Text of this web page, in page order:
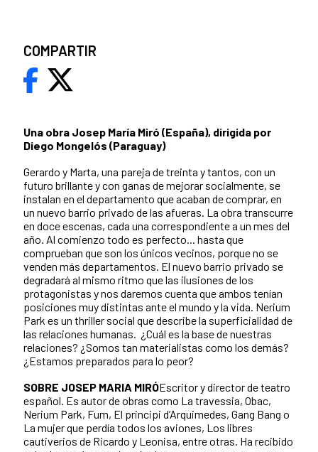
Una obra Josep María Miró (España), dirigida por
Diego Mongelós (Paraguay)
Gerardo y Marta, una pareja de treinta y tantos, con un
futuro brillante y con ganas de mejorar socialmente, se
instalan en el departamento que acaban de comprar, en
un nuevo barrio privado de las afueras. La obra transcurre
en doce escenas, cada una correspondiente a un mes del
año. Al comienzo todo es perfecto... hasta que
comprueban que son los únicos vecinos, porque no se
venden más departamentos. El nuevo barrio privado se
degradará al mismo ritmo que las ilusiones de los
protagonistas y nos daremos cuenta que ambos tenían
posiciones muy distintas ante el mundo y la vida. Nerium
Park es un thriller social que describe la superficialidad de
las relaciones humanas. ¿Cuál es la base de nuestras
relaciones? ¿Somos tan materialistas como los demás?
¿Estamos preparados para lo peor?
SOBRE JOSEP MARIA MIRÓEscritor y director de teatro
español. Es autor de obras como La travessia, Obac,
Nerium Park, Fum, El principi d’Arquimedes, Gang Bang o
La mujer que perdía todos los aviones, Los libres
cautiverios de Ricardo y Leonisa, entre otras. Ha recibido
COMPARTIR